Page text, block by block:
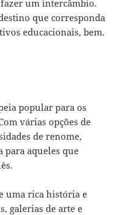
um intercâmbio.
que corresponda
educacionais, bem.
popular para os
várias opções de
de renome,
para aqueles que
uma rica história e
galerias de arte e